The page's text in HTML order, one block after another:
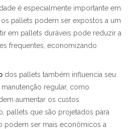
é especialmente importante em
pallets podem ser expostos a um
em pallets duráveis pode reduzir a
frequentes, economizando
dos pallets também influencia seu
regular, como
aumentar os custos
pallets que são projetados para
podem ser mais econômicos a